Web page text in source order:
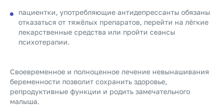
пациентки, употребляющие антидепрессанты обязаны
отказаться от тяжёлых препаратов, перейти на лёгкие
лекарственные средства или пройти сеансы
психотерапии.
Своевременное и полноценное лечение невынашивания
беременности позволит сохранить здоровье,
репродуктивные функции и родить замечательного
малыша.